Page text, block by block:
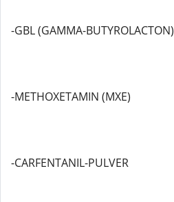
-GBL (GAMMA-BUTYROLACTON)
-METHOXETAMIN (MXE)
-CARFENTANIL-PULVER